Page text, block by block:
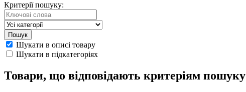
Критерії пошуку:
Шукати в описі товару
Шукати в підкатегоріях
Товари, що відповідають критеріям пошуку